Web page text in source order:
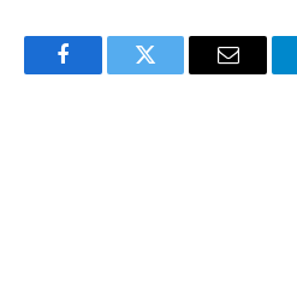
FacebookTwitter Email